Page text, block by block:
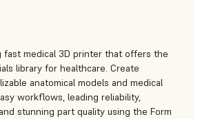
fast medical 3D printer that offers the
library for healthcare. Create
anatomical models and medical
workflows, leading reliability,
stunning part quality using the Form